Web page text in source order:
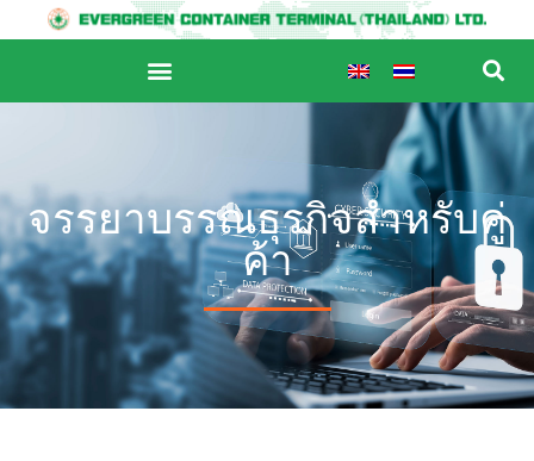
จรรยาบรรณธุรกิจสำหรับคู่
ค้า